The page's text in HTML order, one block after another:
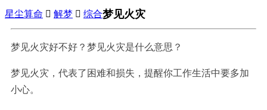
星尘算命  解梦  综合梦见火灾
梦见火灾好不好？梦见火灾是什么意思？
梦见火灾，代表了困难和损失，提醒你工作生活中要多加
小心。